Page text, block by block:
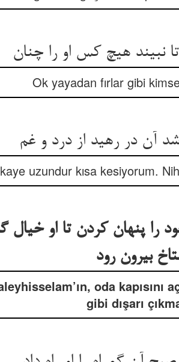
Ok yayadan fırlar gibi
uzundur kısa kesiyorum.
پنهان کردن تا او خیال
oda
gibi dışarı